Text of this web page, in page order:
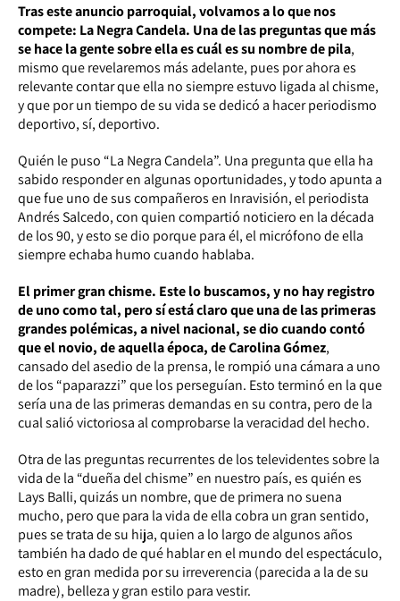
Tras este anuncio parroquial, volvamos a lo que nos
compete: La Negra Candela. Una de las preguntas que más
se hace la gente sobre ella es cuál es su nombre de pila,
mismo que revelaremos más adelante, pues por ahora es
relevante contar que ella no siempre estuvo ligada al chisme,
y que por un tiempo de su vida se dedicó a hacer periodismo
deportivo, sí, deportivo.
Quién le puso “La Negra Candela”. Una pregunta que ella ha
sabido responder en algunas oportunidades, y todo apunta a
que fue uno de sus compañeros en Inravisión, el periodista
Andrés Salcedo, con quien compartió noticiero en la década
de los 90, y esto se dio porque para él, el micrófono de ella
siempre echaba humo cuando hablaba.
El primer gran chisme. Este lo buscamos, y no hay registro
de uno como tal, pero sí está claro que una de las primeras
grandes polémicas, a nivel nacional, se dio cuando contó
que el novio, de aquella época, de Carolina Gómez,
cansado del asedio de la prensa, le rompió una cámara a uno
de los “paparazzi” que los perseguían. Esto terminó en la que
sería una de las primeras demandas en su contra, pero de la
cual salió victoriosa al comprobarse la veracidad del hecho.
Otra de las preguntas recurrentes de los televidentes sobre la
vida de la “dueña del chisme” en nuestro país, es quién es
Lays Balli, quizás un nombre, que de primera no suena
mucho, pero que para la vida de ella cobra un gran sentido,
pues se trata de su hija, quien a lo largo de algunos años
también ha dado de qué hablar en el mundo del espectáculo,
esto en gran medida por su irreverencia (parecida a la de su
madre), belleza y gran estilo para vestir.